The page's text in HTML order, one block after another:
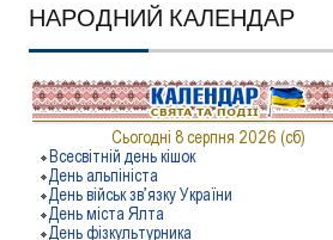
НАРОДНИЙ КАЛЕНДАР